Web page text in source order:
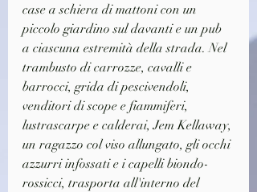
case a schiera di mattoni con un
piccolo giardino sul davanti e un pub
a ciascuna estremità della strada. Nel
trambusto di carrozze, cavalli e
barrocci, grida di pescivendoli,
venditori di scope e fiammiferi,
lustrascarpe e calderai, Jem Kellaway,
un ragazzo col viso allungato, gli occhi
azzurri infossati e i capelli biondo-
rossicci, trasporta all'interno del